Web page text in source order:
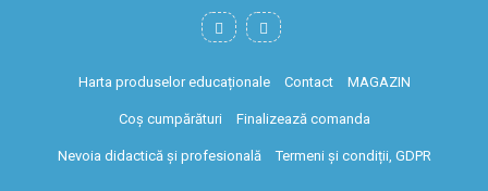
Harta produselor educaționale Contact MAGAZIN
Coș cumpărături Finalizează comanda
Nevoia didactică și profesională Termeni și condiții, GDPR